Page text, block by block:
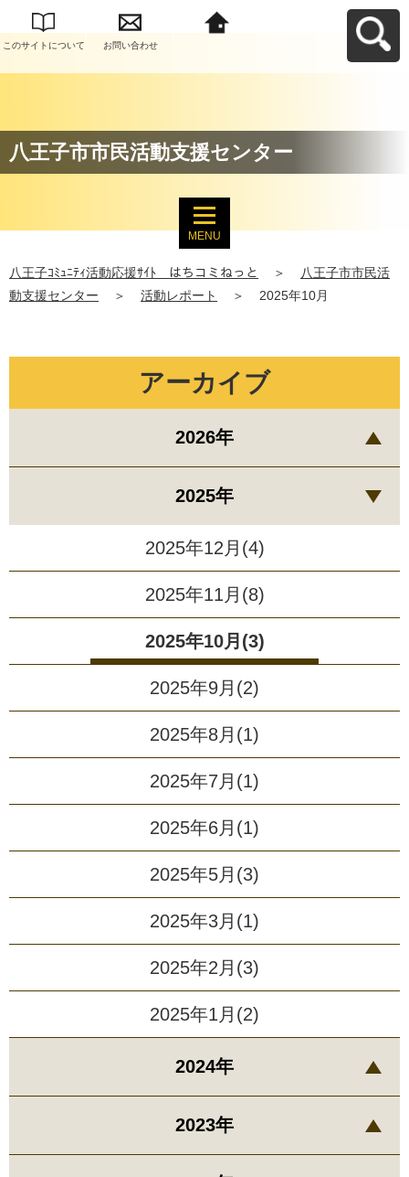
このサイトについて お問い合わせ
八王子市市民活動支援センター
MENU
八王子ｺﾐｭﾆﾃｨ活動応援ｻｲﾄ はちコミねっと ＞
八王子市市民活
動支援センター
＞ 活動レポート ＞ 2025年10月
アーカイブ
2026年
2025年
2025年12月(4)
2025年11月(8)
2025年10月(3)
2025年9月(2)
2025年8月(1)
2025年7月(1)
2025年6月(1)
2025年5月(3)
2025年3月(1)
2025年2月(3)
2025年1月(2)
2024年
2023年